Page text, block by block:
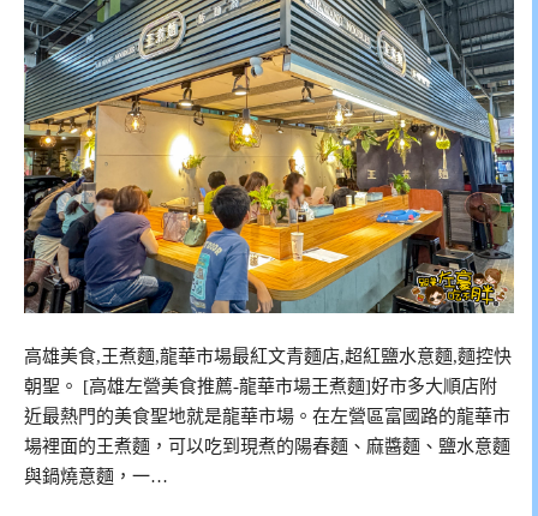
高雄美食,王煮麵,龍華市場最紅文青麵店,超紅鹽水意麵,麵控快
朝聖。 [高雄左營美食推薦-龍華市場王煮麵]好市多大順店附
近最熱門的美食聖地就是龍華市場。在左營區富國路的龍華市
場裡面的王煮麵，可以吃到現煮的陽春麵、麻醬麵、鹽水意麵
與鍋燒意麵，一…